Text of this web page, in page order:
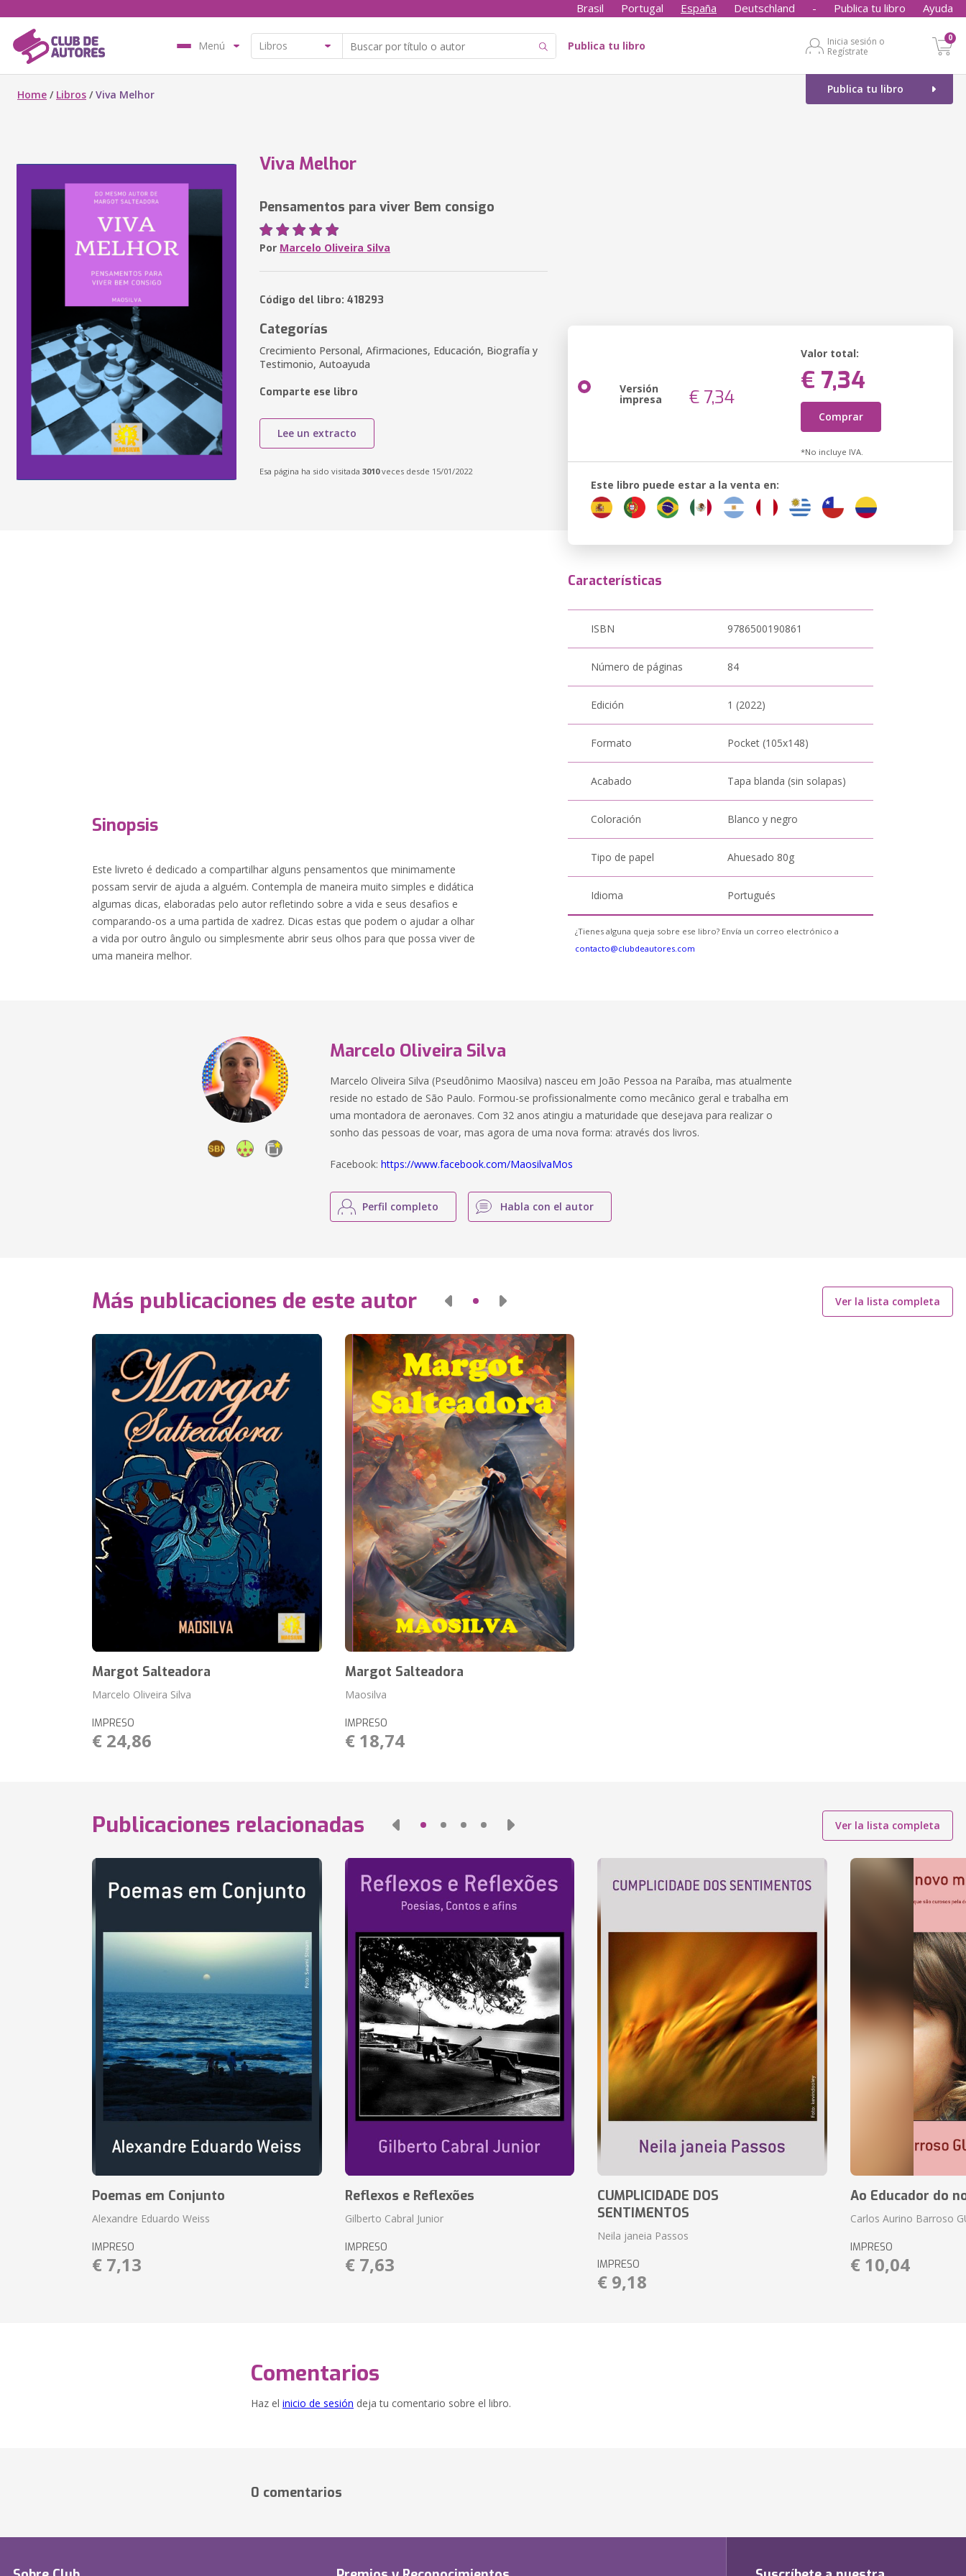
Brasil Portugal España Deutschland - Publica tu libro Ayuda
Menú Publica tu libro
Inicia sesión o
Regístrate
0
Publica tu libro
Home / Libros /Viva Melhor
Viva Melhor
Pensamentos para viver Bem consigo
Por Marcelo Oliveira Silva
Código del libro: 418293
Categorías
Crecimiento Personal, Afirmaciones, Educación, Biografía y
Testimonio, Autoayuda
Comparte ese libro
Lee un extracto
Esa página ha sido visitada 3010veces desde 15/01/2022
Versión
impresa € 7,34
Valor total:
€ 7,34
Comprar
*No incluye IVA.
Este libro puede estar a la venta en:
Sinopsis
Este livreto é dedicado a compartilhar alguns pensamentos que minimamente
possam servir de ajuda a alguém. Contempla de maneira muito simples e didática
algumas dicas, elaboradas pelo autor refletindo sobre a vida e seus desafios e
comparando-os a uma partida de xadrez. Dicas estas que podem o ajudar a olhar
a vida por outro ângulo ou simplesmente abrir seus olhos para que possa viver de
uma maneira melhor.
Características
ISBN 9786500190861
Número de páginas 84
Edición 1 (2022)
Formato Pocket (105x148)
Acabado Tapa blanda (sin solapas)
Coloración Blanco y negro
Tipo de papel Ahuesado 80g
Idioma Portugués
¿Tienes alguna queja sobre ese libro? Envía un correo electrónico a
contacto@clubdeautores.com
Marcelo Oliveira Silva
Marcelo Oliveira Silva (Pseudônimo Maosilva) nasceu em João Pessoa na Paraíba, mas atualmente
reside no estado de São Paulo. Formou-se profissionalmente como mecânico geral e trabalha em
uma montadora de aeronaves. Com 32 anos atingiu a maturidade que desejava para realizar o
sonho das pessoas de voar, mas agora de uma nova forma: através dos livros.
Facebook:https://www.facebook.com/MaosilvaMos
Perfil completo Habla con el autor
Más publicaciones de este autor Ver la lista completa
Margot Salteadora
Marcelo Oliveira Silva
IMPRESO
€ 24,86
Margot Salteadora
Maosilva
IMPRESO
€ 18,74
Publicaciones relacionadas Ver la lista completa
Poemas em Conjunto
Alexandre Eduardo Weiss
IMPRESO
€ 7,13
Reflexos e Reflexões
Gilberto Cabral Junior
IMPRESO
€ 7,63
CUMPLICIDADE DOS
SENTIMENTOS
Neila janeia Passos
IMPRESO
€ 9,18
Ao Educador do
Carlos Aurino Barroso
IMPRESO
€ 10,04
Comentarios
Haz el inicio de sesión deja tu comentario sobre el libro.
0 comentarios